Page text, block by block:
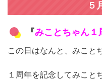
５
『みことちゃん１
この日はなんと、みこと
１周年を記念してみこ